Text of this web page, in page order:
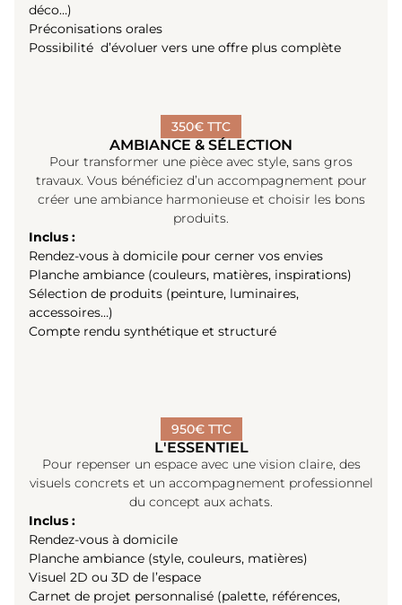
déco…)
Préconisations orales
Possibilité d’évoluer vers une offre plus complète
350€ TTC
AMBIANCE & SÉLECTION
Pour transformer une pièce avec style, sans gros
travaux. Vous bénéficiez d’un accompagnement pour
créer une ambiance harmonieuse et choisir les bons
produits.
Inclus :
Rendez-vous à domicile pour cerner vos envies
Planche ambiance (couleurs, matières, inspirations)
Sélection de produits (peinture, luminaires,
accessoires…)
Compte rendu synthétique et structuré
950€ TTC
L'ESSENTIEL
Pour repenser un espace avec une vision claire, des
visuels concrets et un accompagnement professionnel
du concept aux achats.
Inclus :
Rendez-vous à domicile
Planche ambiance (style, couleurs, matières)
Visuel 2D ou 3D de l’espace
Carnet de projet personnalisé (palette, références,